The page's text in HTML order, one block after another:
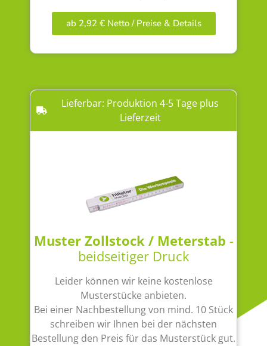
ab 2,92 € Netto / Preise & Details
Lieferbar: Produktion 4-5 Tage plus
Lieferzeit
Muster Zollstock / Meterstab -
beidseitiger Druck
Leider können wir keine kostenlose
Musterstücke anbieten.
Bei einer Nachbestellung von mind. 10 Stück
schreiben wir Ihnen bei der nächsten
Bestellung den Preis für das Musterstück gut.